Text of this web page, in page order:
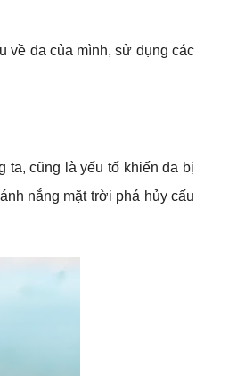
về da của mình, sử dụng các
ta, cũng là yếu tố khiến da bị
nắng mặt trời phá hủy cấu